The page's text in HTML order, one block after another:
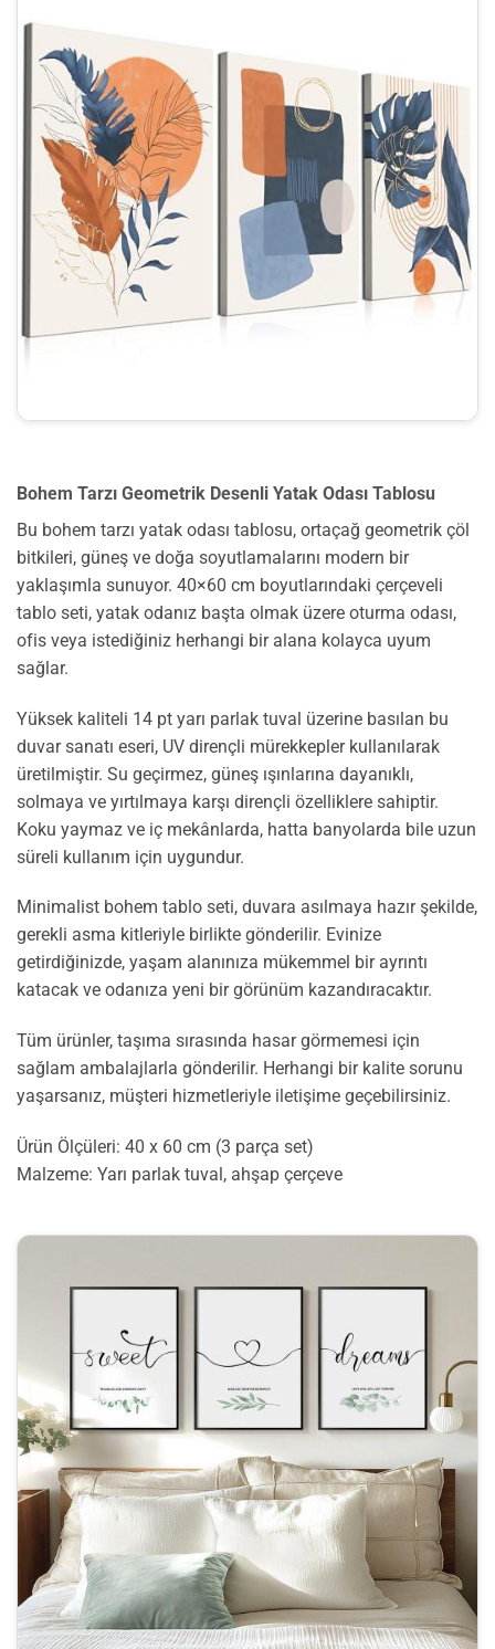
Bohem Tarzı Geometrik Desenli Yatak Odası Tablosu
Bu bohem tarzı yatak odası tablosu, ortaçağ geometrik çöl
bitkileri, güneş ve doğa soyutlamalarını modern bir
yaklaşımla sunuyor. 40×60 cm boyutlarındaki çerçeveli
tablo seti, yatak odanız başta olmak üzere oturma odası,
ofis veya istediğiniz herhangi bir alana kolayca uyum
sağlar.
Yüksek kaliteli 14 pt yarı parlak tuval üzerine basılan bu
duvar sanatı eseri, UV dirençli mürekkepler kullanılarak
üretilmiştir. Su geçirmez, güneş ışınlarına dayanıklı,
solmaya ve yırtılmaya karşı dirençli özelliklere sahiptir.
Koku yaymaz ve iç mekânlarda, hatta banyolarda bile uzun
süreli kullanım için uygundur.
Minimalist bohem tablo seti, duvara asılmaya hazır şekilde,
gerekli asma kitleriyle birlikte gönderilir. Evinize
getirdiğinizde, yaşam alanınıza mükemmel bir ayrıntı
katacak ve odanıza yeni bir görünüm kazandıracaktır.
Tüm ürünler, taşıma sırasında hasar görmemesi için
sağlam ambalajlarla gönderilir. Herhangi bir kalite sorunu
yaşarsanız, müşteri hizmetleriyle iletişime geçebilirsiniz.
Ürün Ölçüleri: 40 x 60 cm (3 parça set)
Malzeme: Yarı parlak tuval, ahşap çerçeve